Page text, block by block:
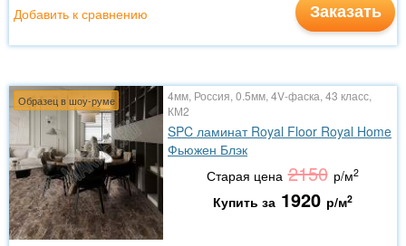
Заказать
Добавить к сравнению
Образец в шоу-руме
4мм, Россия, 0.5мм, 4V-фаска, 43 класс,
КМ2
SPC ламинат Royal Floor Royal Home
Фьюжен Блэк
Старая цена 2150 р/м2
Купить за 1920 р/м2